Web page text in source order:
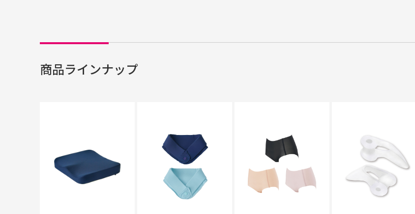
商品ラインナップ